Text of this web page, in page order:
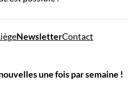
NewsletterContact
une fois par semaine !